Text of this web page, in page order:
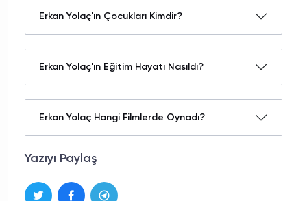
Erkan Yolaç'ın Çocukları Kimdir?
Erkan Yolaç'ın Eğitim Hayatı Nasıldı?
Erkan Yolaç Hangi Filmlerde Oynadı?
Yazıyı Paylaş